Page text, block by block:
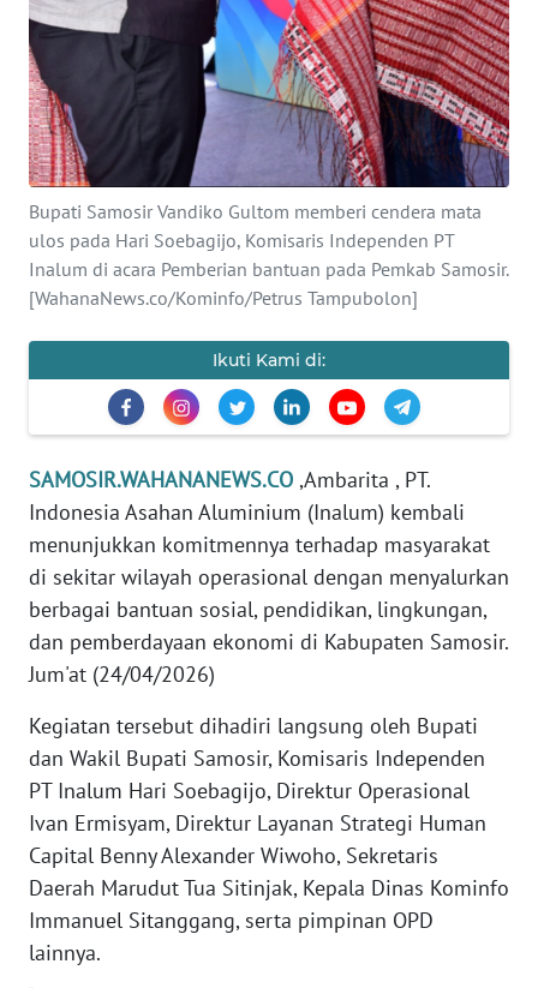
Bupati Samosir Vandiko Gultom memberi cendera mata
ulos pada Hari Soebagijo, Komisaris Independen PT
Inalum di acara Pemberian bantuan pada Pemkab Samosir.
[WahanaNews.co/Kominfo/Petrus Tampubolon]
Ikuti Kami di:
SAMOSIR.WAHANANEWS.CO ,Ambarita , PT.
Indonesia Asahan Aluminium (Inalum) kembali
menunjukkan komitmennya terhadap masyarakat
di sekitar wilayah operasional dengan menyalurkan
berbagai bantuan sosial, pendidikan, lingkungan,
dan pemberdayaan ekonomi di Kabupaten Samosir.
Jum'at (24/04/2026)
Kegiatan tersebut dihadiri langsung oleh Bupati
dan Wakil Bupati Samosir, Komisaris Independen
PT Inalum Hari Soebagijo, Direktur Operasional
Ivan Ermisyam, Direktur Layanan Strategi Human
Capital Benny Alexander Wiwoho, Sekretaris
Daerah Marudut Tua Sitinjak, Kepala Dinas Kominfo
Immanuel Sitanggang, serta pimpinan OPD
lainnya.
SUMUT
WN
JAKARTA
WN
JABAR
WN
WN
PAPUA
WN
PAPUA
BARAT
WN
RIAU
WN
SERAMBI